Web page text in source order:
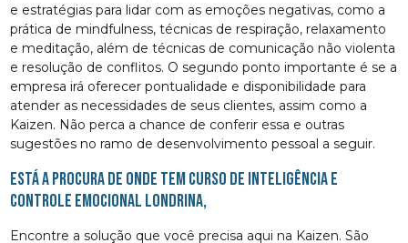
e estratégias para lidar com as emoções negativas, como a
prática de mindfulness, técnicas de respiração, relaxamento
e meditação, além de técnicas de comunicação não violenta
e resolução de conflitos. O segundo ponto importante é se a
empresa irá oferecer pontualidade e disponibilidade para
atender as necessidades de seus clientes, assim como a
Kaizen. Não perca a chance de conferir essa e outras
sugestões no ramo de desenvolvimento pessoal a seguir.
Está a procura de onde tem curso de inteligência e
controle emocional Londrina,
Encontre a solução que você precisa aqui na Kaizen. São